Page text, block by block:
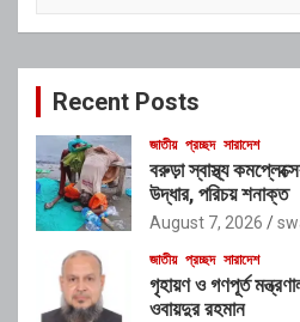
c
Recent Posts
জাতীয় প্রচ্ছদ সারাদেশ
বরুড়া স্বাস্থ্য
উদ্ধার, পরিচয় শনাক্ত
August 7, 2026
জাতীয় প্রচ্ছদ সারাদেশ
গৃহায়ণ ও গণপূর্ত
ওবায়দুর রহমান